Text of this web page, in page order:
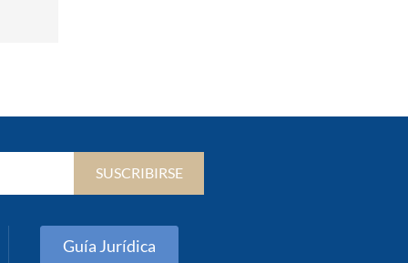
SUSCRIBIRSE
Guía Jurídica